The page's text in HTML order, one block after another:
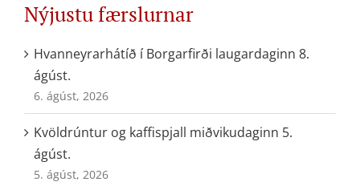
Nýjustu færslurnar
Hvanneyrarhátíð í Borgarfirði laugardaginn 8.
ágúst.
6. ágúst, 2026
Kvöldrúntur og kaffispjall miðvikudaginn 5.
ágúst.
5. ágúst, 2026